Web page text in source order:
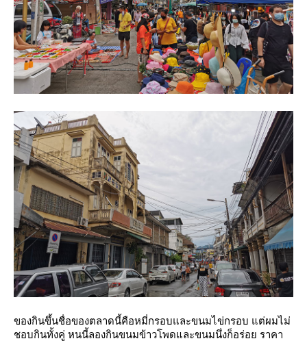
ของกินขึ้นชื่อของตลาดนี้คือหมี่กรอบและขนมไข่กรอบ แต่ผมไม่
ชอบกินทั้งคู่ หนนี้ลองกินขนมข้าวโพดและขนมนึ่งก็อร่อย ราคา